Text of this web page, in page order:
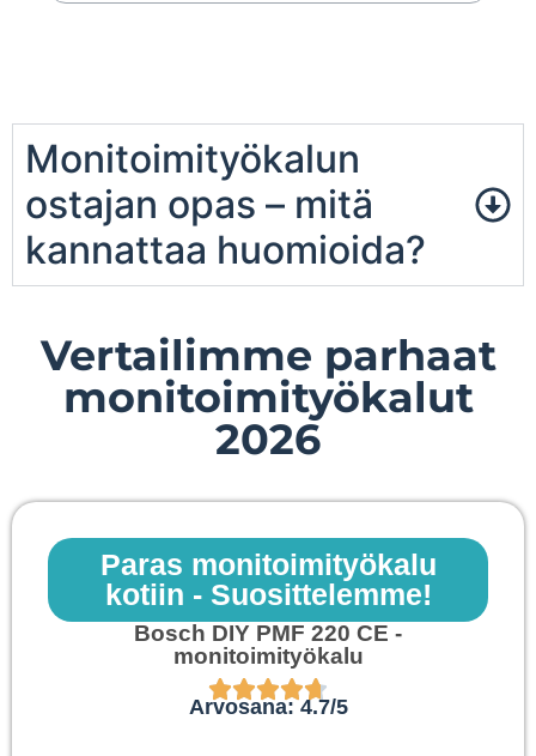
Monitoimityökalun
ostajan opas – mitä
kannattaa huomioida?
Vertailimme parhaat
monitoimityökalut
2026
Paras monitoimityökalu
kotiin - Suosittelemme!
Bosch DIY PMF 220 CE -
monitoimityökalu
Arvosana: 4.7/5